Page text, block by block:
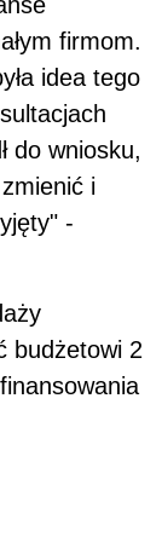
firmom.
idea tego
do wniosku,
i
-
budżetowi 2